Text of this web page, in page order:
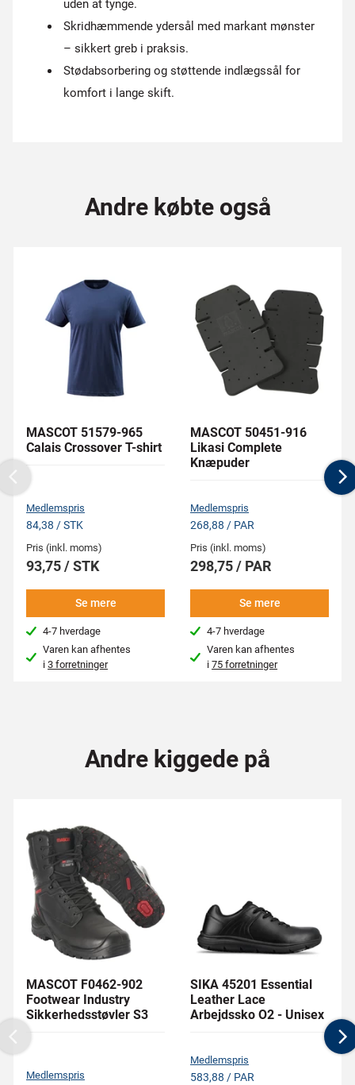
uden at tynge.
Skridhæmmende ydersål med markant mønster
– sikkert greb i praksis.
Stødabsorbering og støttende indlægssål for
komfort i lange skift.
Andre købte også
MASCOT 51579-965
Calais Crossover T-shirt
Medlemspris
84,38 / STK
Pris (inkl. moms)
93,75 / STK
Se mere
4-7 hverdage
Varen kan afhentes
i3 forretninger
MASCOT 50451-916
Likasi Complete
Knæpuder
Medlemspris
268,88 / PAR
Pris (inkl. moms)
298,75 / PAR
Se mere
4-7 hverdage
Varen kan afhentes
i75 forretninger
Previous
Andre kiggede på
MASCOT F0462-902
Footwear Industry
Sikkerhedsstøvler S3
Medlemspris
SIKA 45201 Essential
Leather Lace
Arbejdssko O2 - Unisex
Medlemspris
583,88 / PAR
Previous